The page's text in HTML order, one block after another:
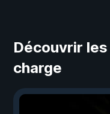
Découvrir
charge